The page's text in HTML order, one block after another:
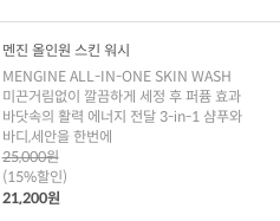
멘진 올인원 스킨 워시
MENGINE ALL-IN-ONE SKIN WASH
미끈거림없이 깔끔하게 세정 후 퍼퓸 효과
바닷속의 활력 에너지 전달 3-in-1 샴푸와
바디,세안을 한번에
25,000원
(15%할인)
21,200원